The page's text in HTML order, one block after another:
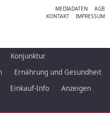
MEDIADATEN
AGB
KONTAKT
IMPRESSUM
Konjunktur
Ernährung und Gesundheit
Einkauf-Info
Anzeigen